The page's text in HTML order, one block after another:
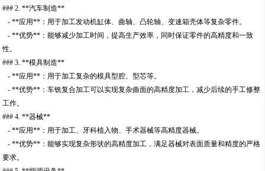
### 2. **汽车制造**
- **应用**：用于加工发动机缸体、曲轴、凸轮轴、变速箱壳体等复杂零件。
- **优势**：能够减少加工时间，提高生产效率，同时保证零件的高精度和一致
性。
### 3. **模具制造**
- **应用**：用于加工复杂的模具型腔、型芯等。
- **优势**：车铣复合加工可以实现复杂曲面的高精度加工，减少后续的手工修整
工作。
### 4. **器械**
- **应用**：用于加工、牙科植入物、手术器械等高精度器械。
- **优势**：能够实现复杂形状的高精度加工，满足器械对表面质量和精度的严格
要求。